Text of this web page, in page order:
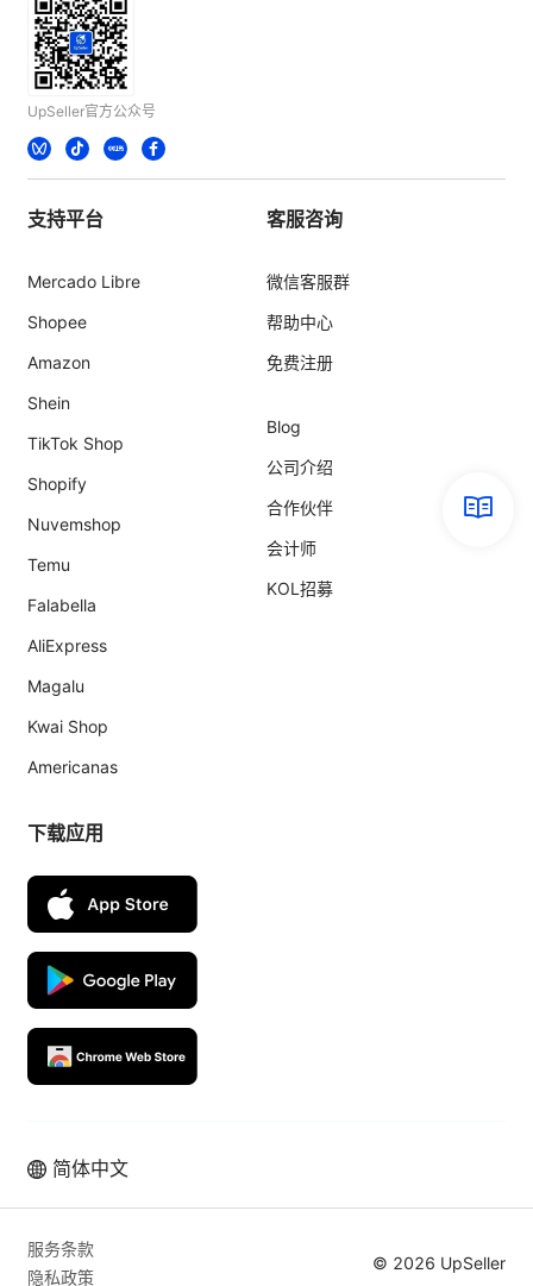
UpSeller官方公众号
支持平台
Mercado Libre
Shopee
Amazon
Shein
TikTok Shop
Shopify
Nuvemshop
Temu
Falabella
AliExpress
Magalu
Kwai Shop
Americanas
客服咨询
微信客服群
帮助中心
免费注册
Blog
公司介绍
合作伙伴
会计师
KOL招募
下载应用
简体中文
服务条款
隐私政策
© 2026 UpSeller